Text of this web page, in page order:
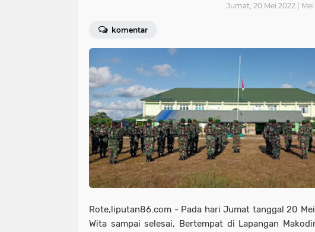
Jumat, 20 Mei 2022 |
komentar
Rote,liputan86.com - Pada hari Jumat tanggal 20
Wita sampai selesai, Bertempat di Lapangan